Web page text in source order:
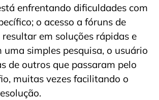
enfrentando dificuldades com
o acesso a fóruns de
em soluções rápidas e
uma simples pesquisa, o usuário
de outros que passaram pelo
muitas vezes facilitando o